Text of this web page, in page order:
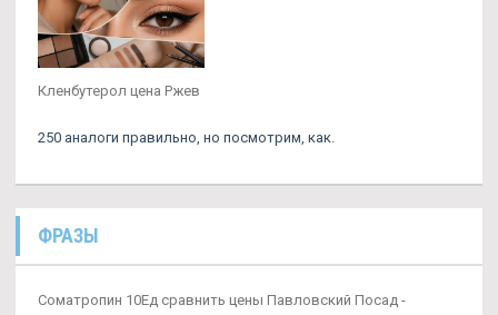
Кленбутерол цена Ржев
250 аналоги правильно, но посмотрим, как.
ФРАЗЫ
Cоматропин 10Ед сравнить цены Павловский Посад -